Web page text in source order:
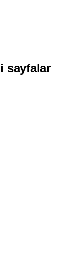
sayfalar